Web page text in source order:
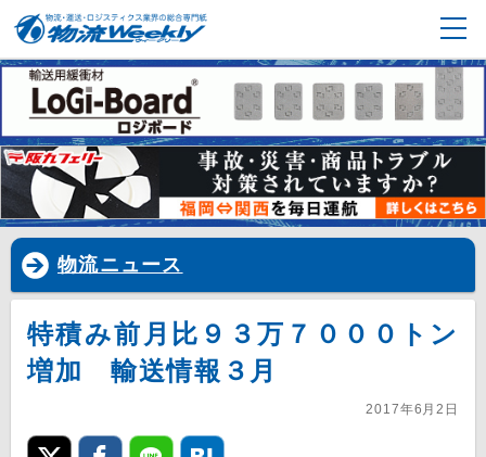
物流ニュース
特積み前月比９３万７０００トン
増加 輸送情報３月
2017年6月2日